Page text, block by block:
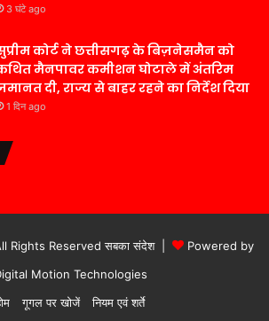
3 घंटे ago
कोर्ट ने छत्तीसगढ़ के बिज़नेसमैन को
मैनपावर कमीशन घोटाले में अंतरिम
दी, राज्य से बाहर रहने का निर्देश दिया
1 दिन ago
Rights Reserved सबका संदेश |
Powered by
Motion Technologies
गूगल पर खोजें नियम एवं शर्ते